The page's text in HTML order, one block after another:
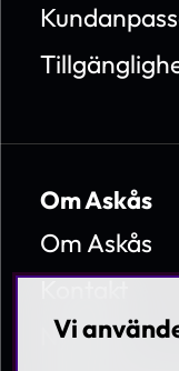
Om Askås
Om Askås
Nyheter
Vi